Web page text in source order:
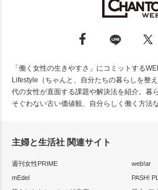
「働く女性の生きやすさ」にコミットする
Lifestyle（ちゃんと、自分たちの暮らしを整
代の女性が直面する課題や解決法を紹介。暮
そぐわない古い価値観、自分らしく働く方法
主婦と生活社 関連サイト
週刊女性PRIME
web!ar
mEdel
PASH!